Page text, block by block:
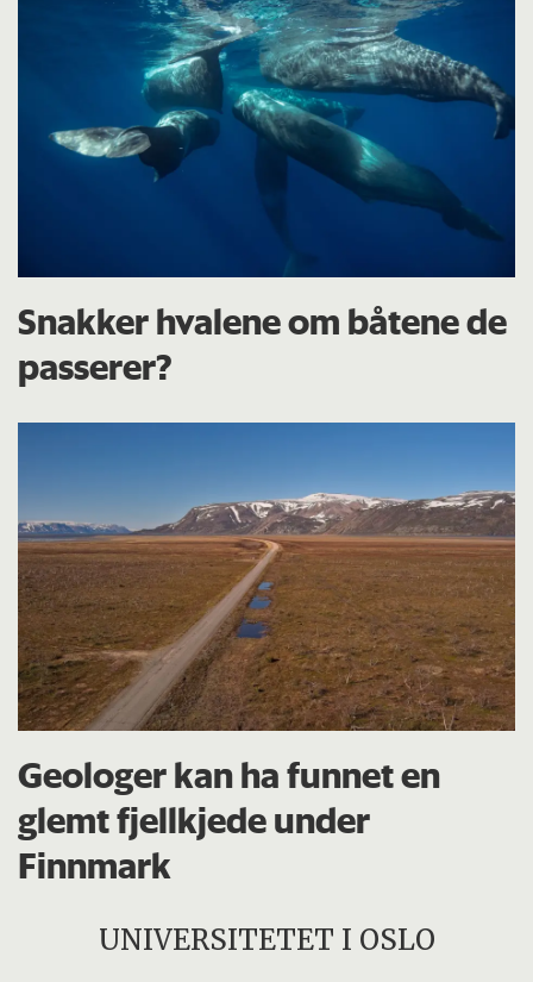
Snakker hvalene om båtene de
passerer?
Geologer kan ha funnet en
glemt fjellkjede under
Finnmark
UNIVERSITETET I OSLO